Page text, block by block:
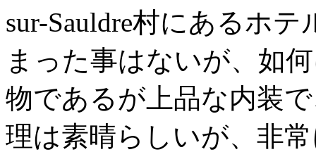
sur-Sauldre村にあるホ
まった事はないが、如
物であるが上品な内装
理は素晴らしいが、非